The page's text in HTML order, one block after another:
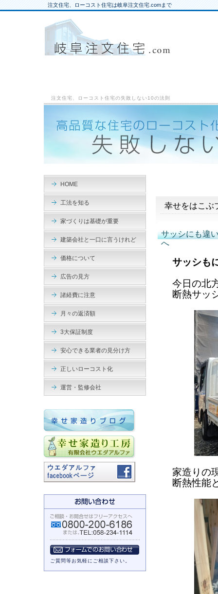
注文住宅、ローコスト住宅は岐阜注文住宅.comまで
注文住宅、ローコスト住宅の失敗しない10の法則
幸せをはこぶ
サッシにも違
へ
サッシも
今日の北
断熱サッ
家造りの
断熱性能
HOME
工法を知る
家づくりは基礎が重要
建築会社と一口に言うけれど
価格について
広告の見方
諸経費に注意
月々の返済額
3大保証制度
安心できる業者の見分け方
正しいローコスト化
運営・監修会社
ご質問等お気軽にご相談下さい。